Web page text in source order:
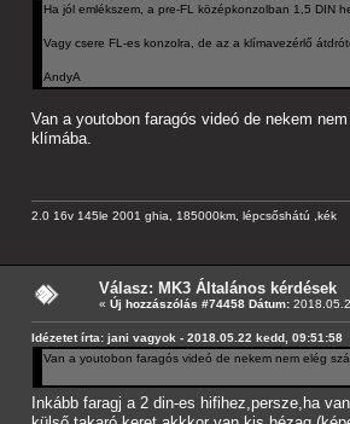
Ha jól emlékszem, a pre-FL középkonzolban 1,5 DIN
Vagy csere FL-es konzolra, de az a klímavezérlő
AndyA
Van a youtobon faragós videó de nekem
klímába.
2.0 16v 145le 2001 ghia, 185000km, lépcsőshátú ,kék
Válasz: MK3 Általános kérdések
« Új hozzászólás #74458 Dátum:
Idézetet írta: jani vagyok - 2018.05.22 kedd, 09:51:58
Van a youtobon faragós videó de nekem nem elég
Inkább faragj a 2 din-es hifihez,persze,ha